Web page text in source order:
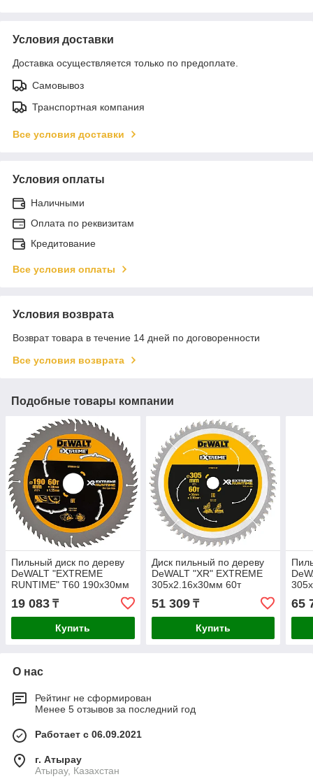
Условия доставки
Доставка осуществляется только по предоплате.
Самовывоз
Транспортная компания
Все условия доставки
Условия оплаты
Наличными
Оплата по реквизитам
Кредитование
Все условия оплаты
Условия возврата
Возврат товара в течение 14 дней по договоренности
Все условия возврата
Подобные товары компании
Пильный диск по дереву
DeWALT "EXTREME
RUNTIME" T60 190x30мм
DT99564-QZ
19 083 ₸
Купить
Диск пильный по дереву
DeWALT "XR" EXTREME
305х2.16х30мм 60т
DT99575-QZ
51 309₸
Купить
65
О нас
Рейтинг не сформирован
Менее 5 отзывов за последний год
Работает с 06.09.2021
г. Атырау
Атырау, Казахстан